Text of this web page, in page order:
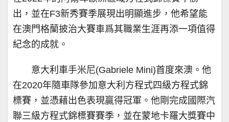
出，並在F3新秀賽季展現出明顯進步，他希望能
在澳門格蘭披治大賽車爲其職業生涯再添一項值得
紀念的成就。
意大利車手米尼(Gabriele Mini)首度來澳。他
在2020年隨車隊參加意大利方程式四級方程式錦
標賽，並憑藉出色表現贏得冠軍。他剛完成國際汽
聯三級方程式錦標賽賽季，並在蒙地卡羅大獎賽中